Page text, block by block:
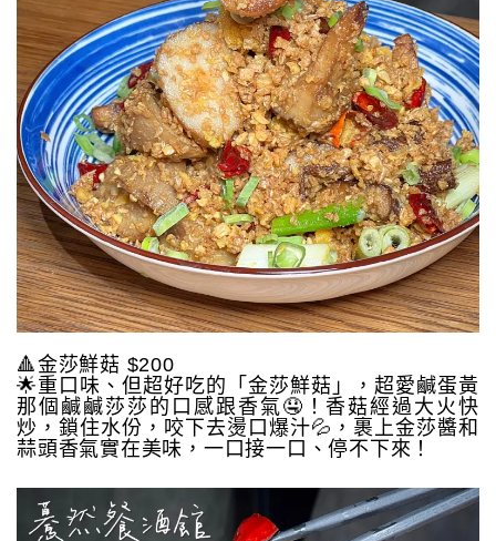
🔺金莎鮮菇 $200
🌟重口味、但超好吃的「金莎鮮菇」，超愛鹹蛋黃
那個鹹鹹莎莎的口感跟香氣🤤！香菇經過大火快
炒，鎖住水份，咬下去燙口爆汁💦，裹上金莎醬和
蒜頭香氣實在美味，一口接一口、停不下來！